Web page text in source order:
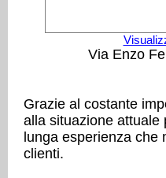
Via Enzo
Grazie al costante
alla situazione attuale
lunga esperienza
clienti.